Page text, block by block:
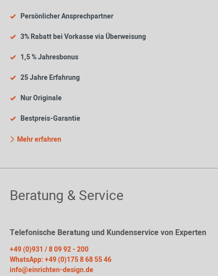
Persönlicher Ansprechpartner
3% Rabatt bei Vorkasse via Überweisung
1,5 % Jahresbonus
25 Jahre Erfahrung
Nur Originale
Bestpreis-Garantie
Mehr erfahren
Beratung & Service
Telefonische Beratung und Kundenservice von Experten
+49 (0)931 / 8 09 92 - 200
WhatsApp: +49 (0)175 8 68 55 46
info@einrichten-design.de